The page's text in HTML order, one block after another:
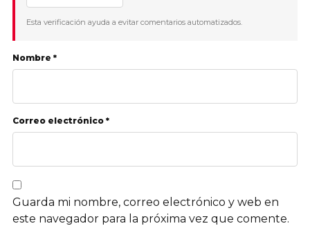
Esta verificación ayuda a evitar comentarios automatizados.
Nombre *
Correo electrónico *
Guarda mi nombre, correo electrónico y web en
este navegador para la próxima vez que comente.